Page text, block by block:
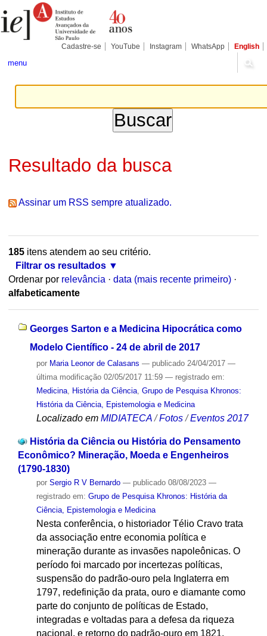
para
conteúdo.
Pessoais
Cadastre-se YouTube Instagram WhatsApp English
menu
Resultado da busca
Assinar um RSS sempre atualizado.
185itens atendem ao seu critério.
Filtrar os resultados
Ordenar por relevância · data (mais recente primeiro) ·
alfabeticamente
Georges Sarton e a Medicina Hipocrática como
Modelo Científico - 24 de abril de 2017
por Maria Leonor de Calasans — publicado24/04/2017 —
última modificação02/05/2017 11:59 — registrado em:
Medicina, História da Ciência, Grupo de Pesquisa Khronos:
História da Ciência, Epistemologia e Medicina
Localizado em MIDIATECA /Fotos /Eventos 2017
História da Ciência ou História do Pensamento
Econômico? Mineração, Moeda e Engenheiros
(1790-1830)
por Sergio R V Bernardo — publicado08/08/2023 —
registrado em: Grupo de Pesquisa Khronos: História da
Ciência, Epistemologia e Medicina
Nesta conferência, o historiador Télio Cravo trata
da associação entre economia política e
mineração durante as invasões napoleônicas. O
período foi marcado por incertezas políticas,
suspensão do padrão-ouro pela Inglaterra em
1797, redefinição da prata, ouro e diamante como
parte do conjunto de políticas de Estado,
integradas e voltadas para a defesa da riqueza
nacional, e retorno do padrão-ouro em 1821.